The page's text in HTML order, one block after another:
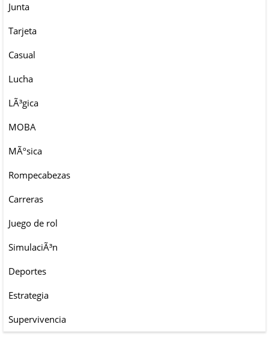
Junta
Tarjeta
Casual
Lucha
LÃ³gica
MOBA
MÃºsica
Rompecabezas
Carreras
Juego de rol
SimulaciÃ³n
Deportes
Estrategia
Supervivencia